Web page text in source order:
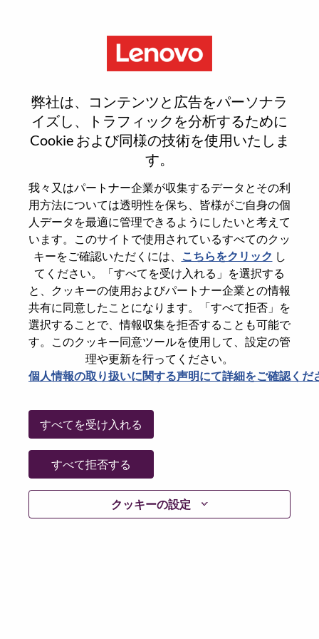
弊社は、コンテンツと広告をパーソナラ
イズし、トラフィックを分析するために
Cookie および同様の技術を使用いたしま
す。
我々又はパートナー企業が収集するデータとその利
用方法については透明性を保ち、皆様がご自身の個
人データを最適に管理できるようにしたいと考えて
います。このサイトで使用されているすべてのクッ
キーをご確認いただくには、
こちらをクリック し
てください。「すべてを受け入れる」を選択する
と、クッキーの使用およびパートナー企業との情報
共有に同意したことになります。「すべて拒否」を
選択することで、情報収集を拒否することも可能で
す。このクッキー同意ツールを使用して、設定の管
理や更新を行ってください。
個人情報の取り扱いに関する声明にて詳細をご確認くだ
クッキーの設定
すべてを受け入れる
すべて拒否する
Reset password
本当にパスワードをリセットします
Enter the email address associated with your
account, then click "Continue".
パスワードをリセットするためにリンクを
emailに送ります
パスワードをリセットください
E-mail*
Go Back
Lenovo.com